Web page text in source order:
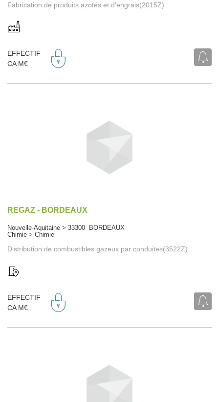
Fabrication de produits azotés et d'engrais(2015Z)
EFFECTIF
CA M€
REGAZ - BORDEAUX
Nouvelle-Aquitaine > 33300 BORDEAUX
Chimie > Chimie
Distribution de combustibles gazeux par conduites(3522Z)
EFFECTIF
CA M€